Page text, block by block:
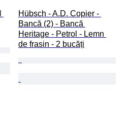
Hübsch - A.D. Copier -
Bancă (2) - Bancă
Heritage - Petrol - Lemn
de frasin - 2 bucăți